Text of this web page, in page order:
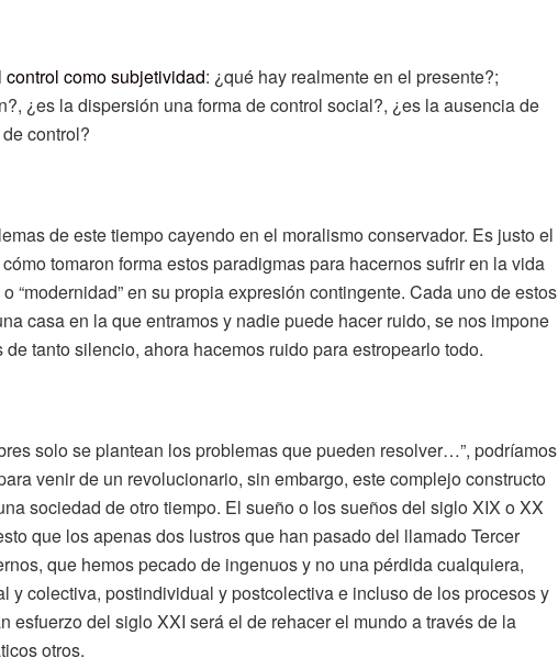
control como subjetividad: ¿qué hay realmente en el presente?;
¿es la dispersión una forma de control social?, ¿es la ausencia de
control?
de este tiempo cayendo en el moralismo conservador. Es justo el
tomaron forma estos paradigmas para hacernos sufrir en la vida
“modernidad” en su propia expresión contingente. Cada uno de estos
casa en la que entramos y nadie puede hacer ruido, se nos impone
tanto silencio, ahora hacemos ruido para estropearlo todo.
solo se plantean los problemas que pueden resolver…”, podríamos
venir de un revolucionario, sin embargo, este complejo constructo
sociedad de otro tiempo. El sueño o los sueños del siglo XIX o XX
que los apenas dos lustros que han pasado del llamado Tercer
que hemos pecado de ingenuos y no una pérdida cualquiera,
y colectiva, postindividual y postcolectiva e incluso de los procesos y
esfuerzo del siglo XXI será el de rehacer el mundo a través de la
otros.